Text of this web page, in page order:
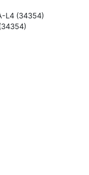
L4 (34354)